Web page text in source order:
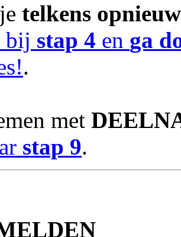
telkens
bij stap 4 en ga
.
met
stap 9.